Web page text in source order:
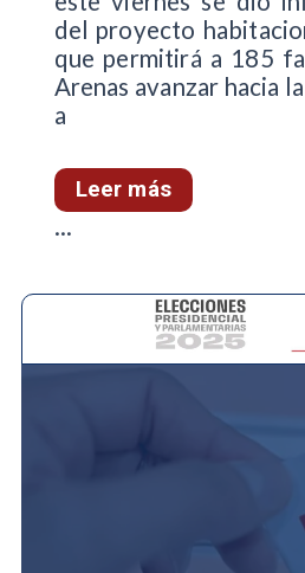
del proyecto
que permitirá a 185
Arenas avanzar hacia
a
Leer más
...